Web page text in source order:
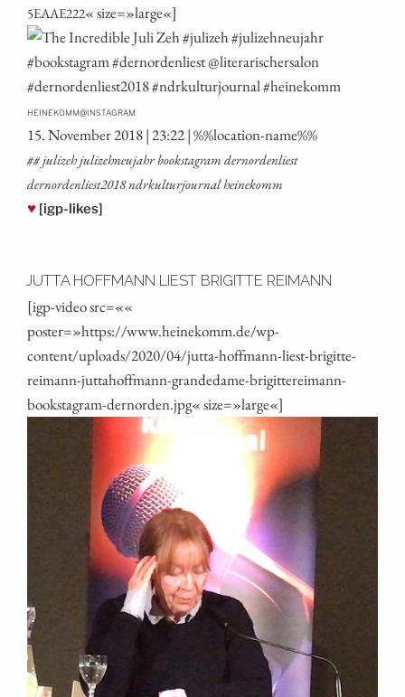
5EAAE222« size=»large«]
HEINEKOMM@INSTAGRAM
15. Novem­ber 2018 | 23:22 | %%loca­ti­on-name%%
## juli­zeh juli­zeh­neu­jahr booksta­gram dern­or­den­liest
dernordenliest2018 ndrkul­tur­jour­nal heinekomm
♥ [igp-likes]
JUTTA HOFFMANN LIEST BRIGITTE REIMANN
[igp-video src=««
poster=»https://www.heinekomm.de/wp-
content/uploads/2020/04/jutta-hoffmann-liest-brigitte-
reimann-juttahoffmann-grandedame-brigittereimann-
bookstagram-dernorden.jpg« size=»large«]